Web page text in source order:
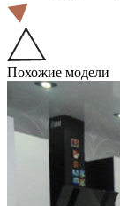
Похожие модели